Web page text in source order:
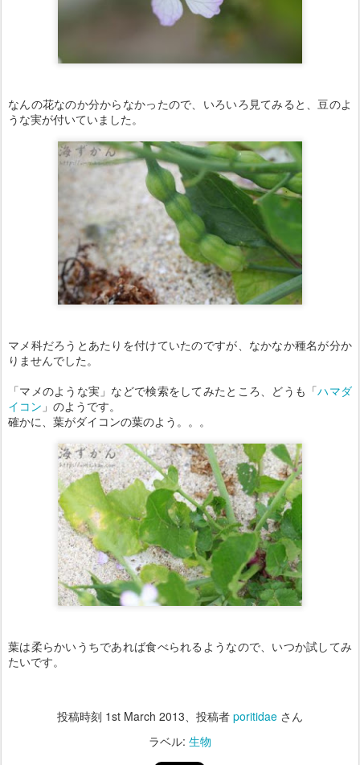
なんの花なのか分からなかったので、いろいろ見てみると、豆のよ
うな実が付いていました。
マメ科だろうとあたりを付けていたのですが、なかなか種名が分か
りませんでした。
「マメのような実」などで検索をしてみたところ、どうも「ハマダ
イコン 」のようです。
確かに、葉がダイコンの葉のよう。。。
葉は柔らかいうちであれば食べられるようなので、いつか試してみ
たいです。
投稿時刻 1st March 2013、投稿者 poritidae さん
ラベル: 生物